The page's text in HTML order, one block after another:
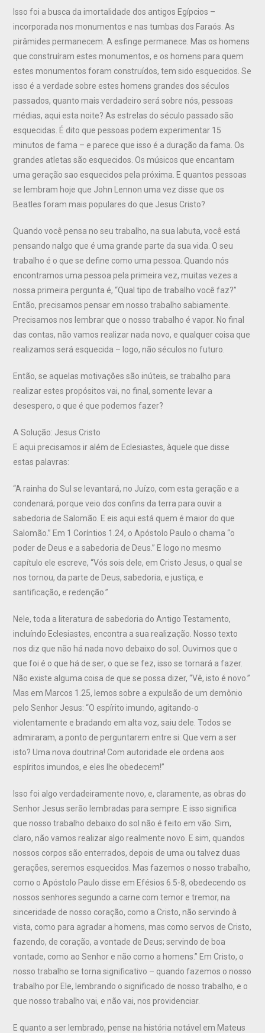
Isso foi a busca da imortalidade dos antigos Egípcios –
incorporada nos monumentos e nas tumbas dos Faraós. As
pirâmides permanecem. A esfinge permanece. Mas os homens
que construíram estes monumentos, e os homens para quem
estes monumentos foram construídos, tem sido esquecidos. Se
isso é a verdade sobre estes homens grandes dos séculos
passados, quanto mais verdadeiro será sobre nós, pessoas
médias, aqui esta noite? As estrelas do século passado são
esquecidas. É dito que pessoas podem experimentar 15
minutos de fama – e parece que isso é a duração da fama. Os
grandes atletas são esquecidos. Os músicos que encantam
uma geração sao esquecidos pela próxima. E quantos pessoas
se lembram hoje que John Lennon uma vez disse que os
Beatles foram mais populares do que Jesus Cristo?
Quando você pensa no seu trabalho, na sua labuta, você está
pensando nalgo que é uma grande parte da sua vida. O seu
trabalho é o que se define como uma pessoa. Quando nós
encontramos uma pessoa pela primeira vez, muitas vezes a
nossa primeira pergunta é, “Qual tipo de trabalho você faz?”
Então, precisamos pensar em nosso trabalho sabiamente.
Precisamos nos lembrar que o nosso trabalho é vapor. No final
das contas, não vamos realizar nada novo, e qualquer coisa que
realizamos será esquecida – logo, não séculos no futuro.
Então, se aquelas motivações são inúteis, se trabalho para
realizar estes propósitos vai, no final, somente levar a
desespero, o que é que podemos fazer?
A Solução: Jesus Cristo
E aqui precisamos ir além de Eclesiastes, àquele que disse
estas palavras:
“A rainha do Sul se levantará, no Juízo, com esta geração e a
condenará; porque veio dos confins da terra para ouvir a
sabedoria de Salomão. E eis aqui está quem é maior do que
Salomão.” Em 1 Coríntios 1.24, o Apóstolo Paulo o chama “o
poder de Deus e a sabedoria de Deus.” E logo no mesmo
capítulo ele escreve, “Vós sois dele, em Cristo Jesus, o qual se
nos tornou, da parte de Deus, sabedoria, e justiça, e
santificação, e redenção.”
Nele, toda a literatura de sabedoria do Antigo Testamento,
incluíndo Eclesiastes, encontra a sua realização. Nosso texto
nos diz que não há nada novo debaixo do sol. Ouvimos que o
que foi é o que há de ser; o que se fez, isso se tornará a fazer.
Não existe alguma coisa de que se possa dizer, “Vê, isto é novo.”
Mas em Marcos 1.25, lemos sobre a expulsão de um demônio
pelo Senhor Jesus: “O espírito imundo, agitando-o
violentamente e bradando em alta voz, saiu dele. Todos se
admiraram, a ponto de perguntarem entre si: Que vem a ser
isto? Uma nova doutrina! Com autoridade ele ordena aos
espíritos imundos, e eles lhe obedecem!”
Isso foi algo verdadeiramente novo, e, claramente, as obras do
Senhor Jesus serão lembradas para sempre. E isso significa
que nosso trabalho debaixo do sol não é feito em vão. Sim,
claro, não vamos realizar algo realmente novo. E sim, quandos
nossos corpos são enterrados, depois de uma ou talvez duas
gerações, seremos esquecidos. Mas fazemos o nosso trabalho,
como o Apóstolo Paulo disse em Efésios 6.5-8, obedecendo os
nossos senhores segundo a carne com temor e tremor, na
sinceridade de nosso coração, como a Cristo, não servindo à
vista, como para agradar a homens, mas como servos de Cristo,
fazendo, de coração, a vontade de Deus; servindo de boa
vontade, como ao Senhor e não como a homens.” Em Cristo, o
nosso trabalho se torna significativo – quando fazemos o nosso
trabalho por Ele, lembrando o significado de nosso trabalho, e o
que nosso trabalho vai, e não vai, nos providenciar.
E quanto a ser lembrado, pense na história notável em Mateus